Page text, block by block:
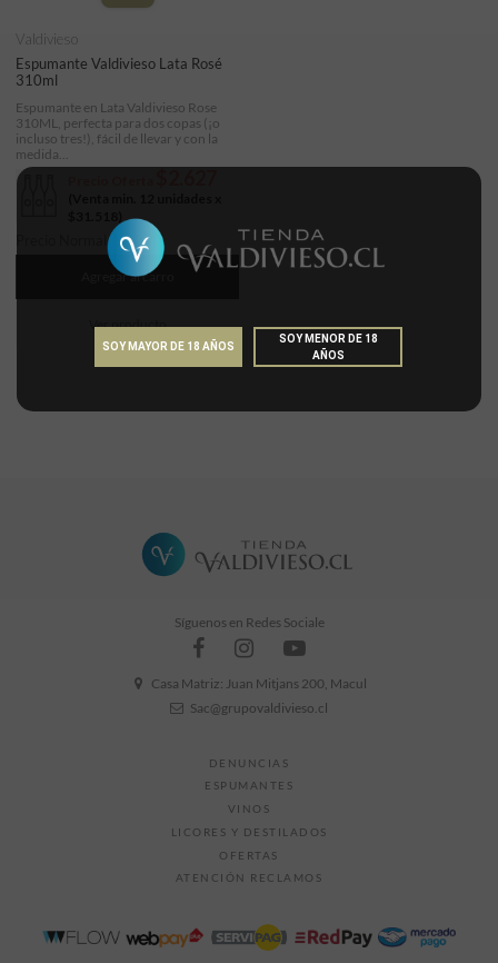
Espumante Valdivieso Lata Rosé
310ml
Precio Normal: $3.090
Valdivieso
Espumante en Lata Valdivieso Rose
310ML, perfecta para dos copas (¡o
incluso tres!), fácil de llevar y con la
medida...
Agregar al carro
Ver producto
Síguenos en Redes Sociale
Casa Matriz: Juan Mitjans 200, Macul
Sac@grupovaldivieso.cl
DENUNCIAS
ESPUMANTES
VINOS
LICORES Y DESTILADOS
OFERTAS
ATENCIÓN RECLAMOS
SOY MAYOR DE 18 AÑOS
SOY MENOR DE 18
AÑOS